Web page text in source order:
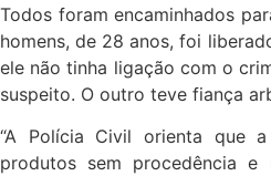
Todos foram encaminhados
homens, de 28 anos, foi
ele não tinha ligação com o
suspeito. O outro teve fiança
“A Polícia Civil orienta que
produtos sem procedência